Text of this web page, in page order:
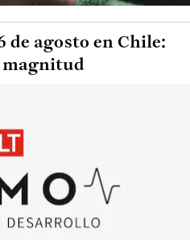
de agosto en Chile:
magnitud